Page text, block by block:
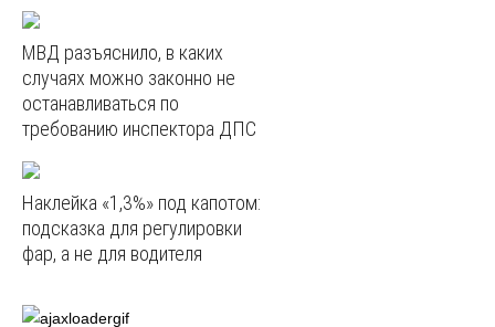
МВД разъяснило, в каких
случаях можно законно не
останавливаться по
требованию инспектора ДПС
Наклейка «1,3%» под капотом:
подсказка для регулировки
фар, а не для водителя